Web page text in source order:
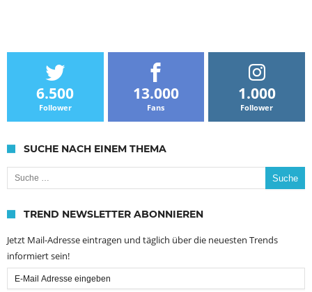
6.500
Follower
13.000
Fans
1.000
Follower
SUCHE NACH EINEM THEMA
Suche nach:
TREND NEWSLETTER ABONNIEREN
Jetzt Mail-Adresse eintragen und täglich über die neuesten Trends
informiert sein!
Email
Subscription